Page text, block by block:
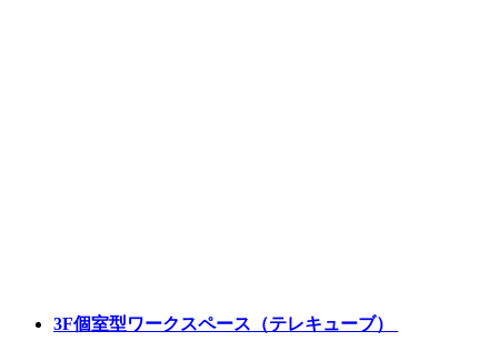
3F個室型ワークスペース（テレキューブ）